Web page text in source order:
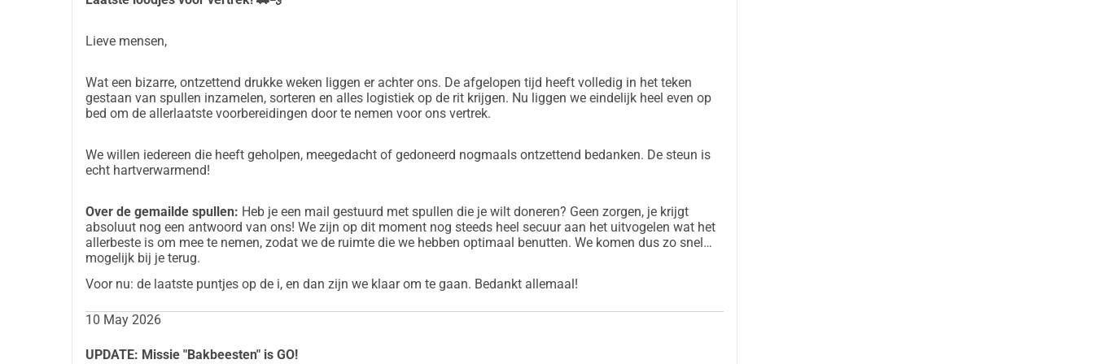
Lieve mensen,
Wat een bizarre, ontzettend drukke weken liggen er achter ons. De afgelopen tijd heeft volledig in het teken
gestaan van spullen inzamelen, sorteren en alles logistiek op de rit krijgen. Nu liggen we eindelijk heel even op
bed om de allerlaatste voorbereidingen door te nemen voor ons vertrek.
We willen iedereen die heeft geholpen, meegedacht of gedoneerd nogmaals ontzettend bedanken. De steun is
echt hartverwarmend!
Over de gemailde spullen: Heb je een mail gestuurd met spullen die je wilt doneren? Geen zorgen, je krijgt
absoluut nog een antwoord van ons! We zijn op dit moment nog steeds heel secuur aan het uitvogelen wat het
allerbeste is om mee te nemen, zodat we de ruimte die we hebben optimaal benutten. We komen dus zo snel
mogelijk bij je terug.
Voor nu: de laatste puntjes op de i, en dan zijn we klaar om te gaan. Bedankt allemaal!
10 May 2026
UPDATE: Missie "Bakbeesten" is GO!